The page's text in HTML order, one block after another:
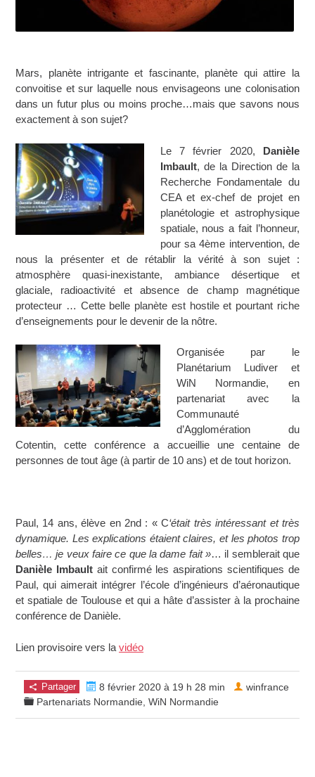
Mars, planète intrigante et fascinante, planète qui attire la
convoitise et sur laquelle nous envisageons une colonisation
dans un futur plus ou moins proche…mais que savons nous
exactement à son sujet?
Le 7 février 2020, Danièle
Imbault, de la Direction de la
Recherche Fondamentale du
CEA et ex-chef de projet en
planétologie et astrophysique
spatiale, nous a fait l’honneur,
pour sa 4ème intervention, de
nous la présenter et de rétablir la vérité à son sujet :
atmosphère quasi-inexistante, ambiance désertique et
glaciale, radioactivité et absence de champ magnétique
protecteur … Cette belle planète est hostile et pourtant riche
d’enseignements pour le devenir de la nôtre.
Organisée par le
Planétarium Ludiver et
WiN Normandie, en
partenariat avec la
Communauté
d’Agglomération du
Cotentin, cette conférence a accueillie une centaine de
personnes de tout âge (à partir de 10 ans) et de tout horizon.
Paul, 14 ans, élève en 2nd : « C‘était très intéressant et très
dynamique. Les explications étaient claires, et les photos trop
belles… je veux faire ce que la dame fait »… il semblerait que
Danièle Imbaultait confirmé les aspirations scientifiques de
Paul, qui aimerait intégrer l’école d’ingénieurs d’aéronautique
et spatiale de Toulouse et qui a hâte d’assister à la prochaine
conférence de Danièle.
Lien provisoire vers lavidéo
Partager
8 février 2020 à 19 h 28 min
Partenariats Normandie ,WiN Normandie
winfrance